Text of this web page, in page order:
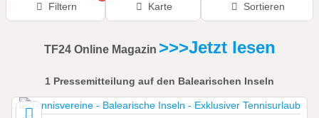
Filtern Karte Sortieren
TF24 Online Magazin >>>Jetzt lesen
1 Pressemitteilung auf den Balearischen Inseln